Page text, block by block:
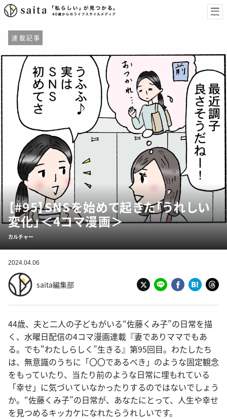
連載記事
【#95】SNSを始めて起きた「うれしい
変化」＜4コマ漫画＞
カルチャー
2024.04.06
saita編集部
44歳、夫と二人の子どもがいる“佐藤くみ子”の日常を描
く、水曜日配信の4コマ漫画連載『妻でありママでもあ
る。でも"わたしらしく”生きる』第95回目。わたしたち
は、無意識のうちに「〇〇であるべき」のような固定観念
をもっていたり、当たり前のような日常に埋もれている
「幸せ」に気づいていなかったりするのではないでしょう
か。“佐藤くみ子”の日常が、あなたにとって、人生や幸せ
を見つめるキッカケになれたらうれしいです。